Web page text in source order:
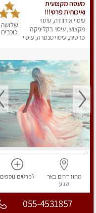
מעסה מקצועית
ואיכותית פרטי!!!
עיסוי אירוודה, עיסוי
מקצועי, עיסוי בקליניקה
פרטית, עיסוי טנטרה, עיסוי
שלושה
כוכבים
מחוז דרום באר
שבע
לפרטים נוספים
055-4531857